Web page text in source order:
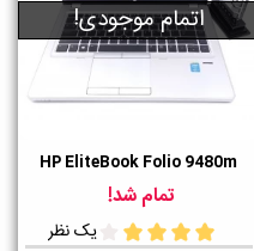
اتمام موجودی!
HP EliteBook Folio 9480m
تمام شد!
یک نظر